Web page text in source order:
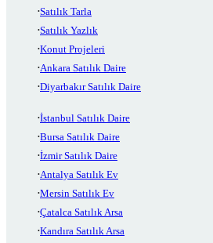
Satılık Tarla
Satılık Yazlık
Konut Projeleri
Ankara Satılık Daire
Diyarbakır Satılık Daire
İstanbul Satılık Daire
Bursa Satılık Daire
İzmir Satılık Daire
Antalya Satılık Ev
Mersin Satılık Ev
Çatalca Satılık Arsa
Kandıra Satılık Arsa